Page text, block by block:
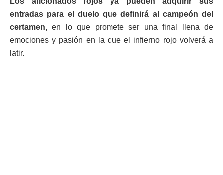
entradas para el duelo que definirá al campeón del
certamen, en lo que promete ser una final llena de
emociones y pasión en la que el infierno rojo volverá a
latir.